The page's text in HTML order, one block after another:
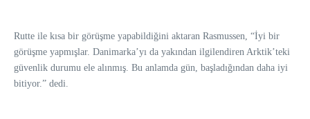
Rutte ile kısa bir görüşme yapabildiğini aktaran Rasmussen, “İyi bir
görüşme yapmışlar. Danimarka’yı da yakından ilgilendiren Arktik’teki
güvenlik durumu ele alınmış. Bu anlamda gün, başladığından daha iyi
bitiyor.” dedi.